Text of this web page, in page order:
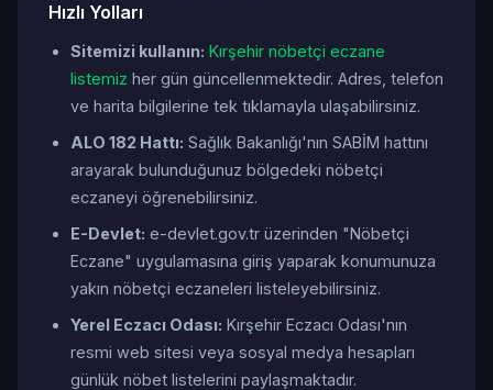
Hızlı Yolları
Sitemizi kullanın: Kırşehir nöbetçi eczane
listemiz her gün güncellenmektedir. Adres, telefon
ve harita bilgilerine tek tıklamayla ulaşabilirsiniz.
ALO 182 Hattı: Sağlık Bakanlığı'nın SABİM hattını
arayarak bulunduğunuz bölgedeki nöbetçi
eczaneyi öğrenebilirsiniz.
E-Devlet: e-devlet.gov.tr üzerinden "Nöbetçi
Eczane" uygulamasına giriş yaparak konumunuza
yakın nöbetçi eczaneleri listeleyebilirsiniz.
Yerel Eczacı Odası: Kırşehir Eczacı Odası'nın
resmi web sitesi veya sosyal medya hesapları
günlük nöbet listelerini paylaşmaktadır.